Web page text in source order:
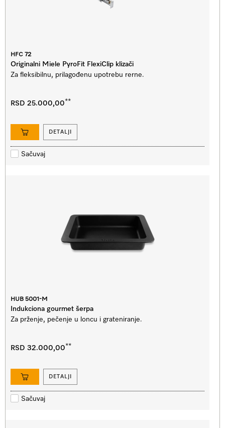
HFC 72
Originalni Miele PyroFit FlexiClip klizači
Za fleksibilnu, prilagođenu upotrebu rerne.
RSD 25.000,00**
DETALJI
Sačuvaj
HUB 5001-M
Indukciona gourmet šerpa
Za prženje, pečenje u loncu i grateniranje.
RSD 32.000,00**
DETALJI
Sačuvaj